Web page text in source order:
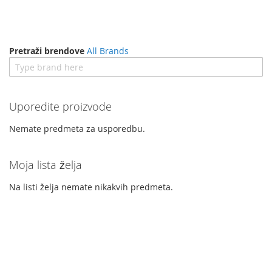
Pretraži brendove All Brands
Uporedite proizvode
Nemate predmeta za usporedbu.
Moja lista želja
Na listi želja nemate nikakvih predmeta.